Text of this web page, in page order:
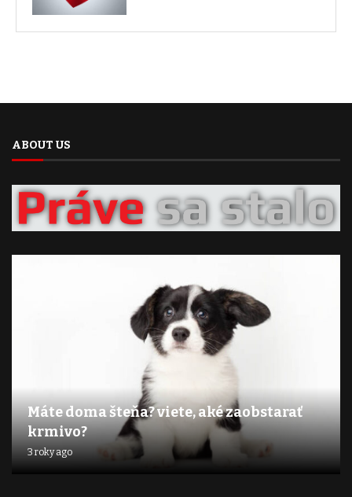
ABOUT US
Máte doma šteňa? viete, aké zaobstarať
krmivo?
3 roky ago